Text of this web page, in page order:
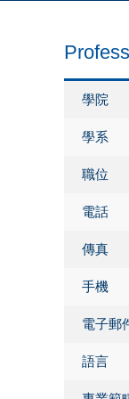
學院
學系
職位
電話
傳真
手機
電子郵
語言